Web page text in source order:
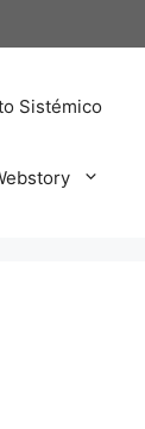
Sistémico